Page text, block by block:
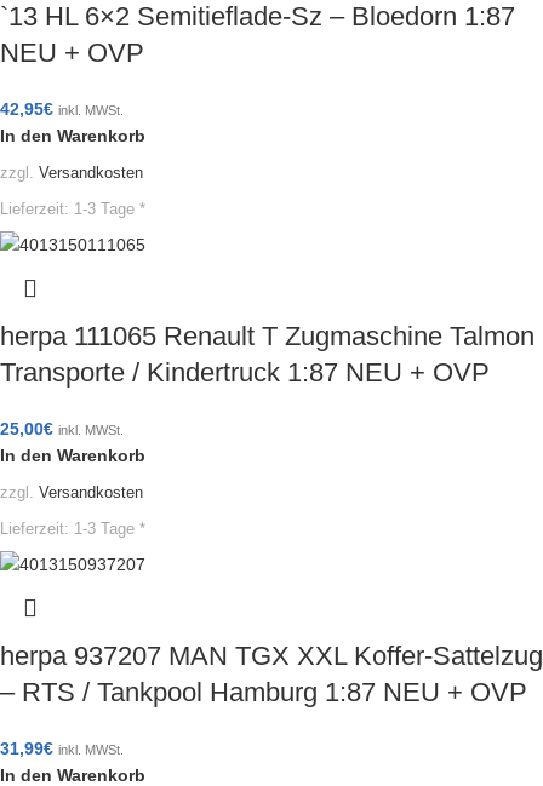
`13 HL 6×2 Semitieflade-Sz – Bloedorn 1:87
NEU + OVP
42,95€ inkl. MWSt.
In den Warenkorb
zzgl. Versandkosten
Lieferzeit: 1-3 Tage *
herpa 111065 Renault T Zugmaschine Talmon
Transporte / Kindertruck 1:87 NEU + OVP
25,00€ inkl. MWSt.
In den Warenkorb
zzgl. Versandkosten
Lieferzeit: 1-3 Tage *
herpa 937207 MAN TGX XXL Koffer-Sattelzug
– RTS / Tankpool Hamburg 1:87 NEU + OVP
31,99€ inkl. MWSt.
In den Warenkorb